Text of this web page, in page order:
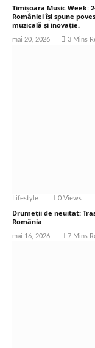
Timișoara Music Week:
României își spune
muzicală și inovație.
mai 20, 2026 3 Mins
Lifestyle 0 Views
Drumeții de neuitat:
România
mai 16, 2026 7 Mins